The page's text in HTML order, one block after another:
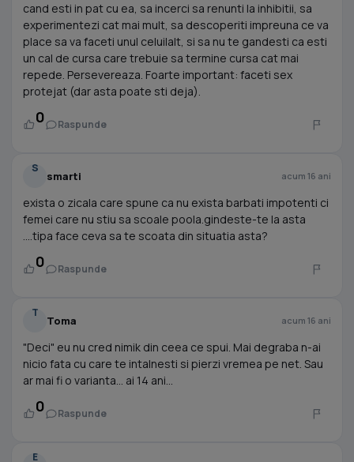
cand esti in pat cu ea, sa incerci sa renunti la inhibitii, sa
experimentezi cat mai mult, sa descoperiti impreuna ce va
place sa va faceti unul celuilalt, si sa nu te gandesti ca esti
un cal de cursa care trebuie sa termine cursa cat mai
repede. Persevereaza. Foarte important: faceti sex
protejat (dar asta poate sti deja).
0 Raspunde
S
smarti acum 16 ani
exista o zicala care spune ca nu exista barbati impotenti ci
femei care nu stiu sa scoale poola.gindeste-te la asta
....tipa face ceva sa te scoata din situatia asta?
0 Raspunde
T
Toma acum 16 ani
"Deci" eu nu cred nimik din ceea ce spui. Mai degraba n-ai
nicio fata cu care te intalnesti si pierzi vremea pe net. Sau
ar mai fi o varianta... ai 14 ani...
0 Raspunde
E